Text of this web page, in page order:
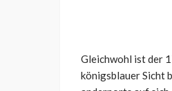
Gleichwohl ist der
königsblauer Sicht